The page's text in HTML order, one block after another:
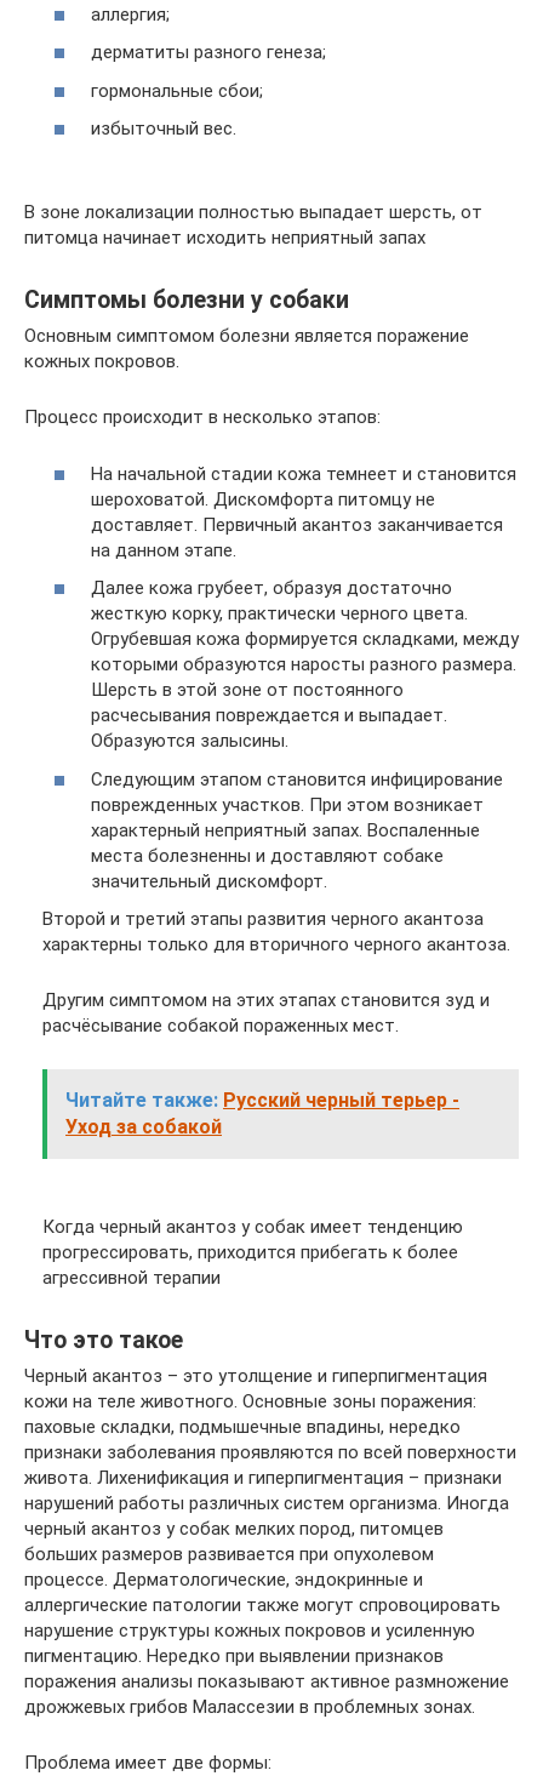
аллергия;
дерматиты разного генеза;
гормональные сбои;
избыточный вес.
В зоне локализации полностью выпадает шерсть, от
питомца начинает исходить неприятный запах
Симптомы болезни у собаки
Основным симптомом болезни является поражение
кожных покровов.
Процесс происходит в несколько этапов:
На начальной стадии кожа темнеет и становится
шероховатой. Дискомфорта питомцу не
доставляет. Первичный акантоз заканчивается
на данном этапе.
Далее кожа грубеет, образуя достаточно
жесткую корку, практически черного цвета.
Огрубевшая кожа формируется складками, между
которыми образуются наросты разного размера.
Шерсть в этой зоне от постоянного
расчесывания повреждается и выпадает.
Образуются залысины.
Следующим этапом становится инфицирование
поврежденных участков. При этом возникает
характерный неприятный запах. Воспаленные
места болезненны и доставляют собаке
значительный дискомфорт.
Второй и третий этапы развития черного акантоза
характерны только для вторичного черного акантоза.
Другим симптомом на этих этапах становится зуд и
расчёсывание собакой пораженных мест.
Читайте также: Русский черный терьер -
Уход за собакой
Когда черный акантоз у собак имеет тенденцию
прогрессировать, приходится прибегать к более
агрессивной терапии
Что это такое
Черный акантоз – это утолщение и гиперпигментация
кожи на теле животного. Основные зоны поражения:
паховые складки, подмышечные впадины, нередко
признаки заболевания проявляются по всей поверхности
живота. Лихенификация и гиперпигментация – признаки
нарушений работы различных систем организма. Иногда
черный акантоз у собак мелких пород, питомцев
больших размеров развивается при опухолевом
процессе. Дерматологические, эндокринные и
аллергические патологии также могут спровоцировать
нарушение структуры кожных покровов и усиленную
пигментацию. Нередко при выявлении признаков
поражения анализы показывают активное размножение
дрожжевых грибов Малассезии в проблемных зонах.
Проблема имеет две формы: